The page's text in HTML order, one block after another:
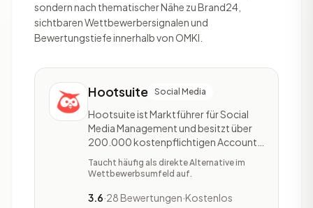
sondern nach thematischer Nähe zu Brand24,
sichtbaren Wettbewerbersignalen und
Bewertungstiefe innerhalb von OMKI.
Hootsuite Social Media
Hootsuite ist Marktführer für Social
Media Management und besitzt über
200.000 kostenpflichtigen Accounts
weltweit. Hootsuite unterstützt dich
dabei, deine Marke, deinen
deinen Kunden strategisch zu
Taucht häufig als direkte Alternative im
Wettbewerbsumfeld auf.
3.6·28 Bewertungen·Kostenlos